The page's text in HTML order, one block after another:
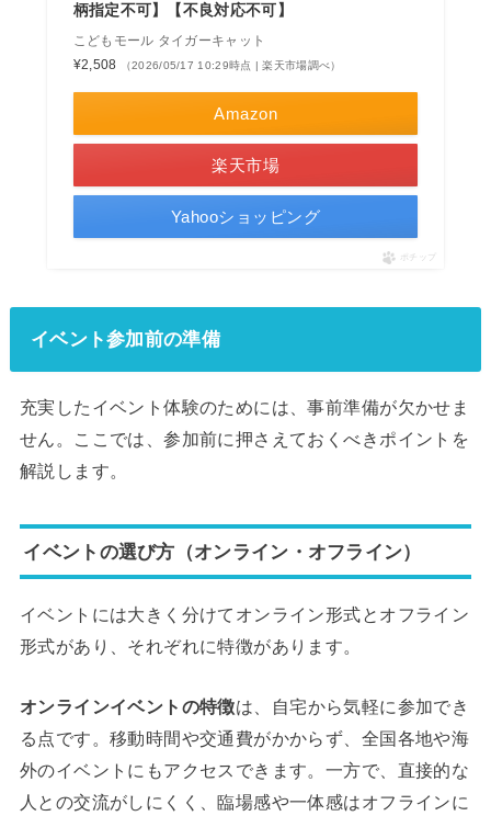
柄指定不可】【不良対応不可】
こどもモール タイガーキャット
¥2,508
（2026/05/17 10:29時点 | 楽天市場調べ）
Amazon
楽天市場
Yahooショッピング
ポチップ
イベント参加前の準備
充実したイベント体験のためには、事前準備が欠かせま
せん。ここでは、参加前に押さえておくべきポイントを
解説します。
イベントの選び方（オンライン・オフライン）
イベントには大きく分けてオンライン形式とオフライン
形式があり、それぞれに特徴があります。
オンラインイベントの特徴は、自宅から気軽に参加でき
る点です。移動時間や交通費がかからず、全国各地や海
外のイベントにもアクセスできます。一方で、直接的な
人との交流がしにくく、臨場感や一体感はオフラインに